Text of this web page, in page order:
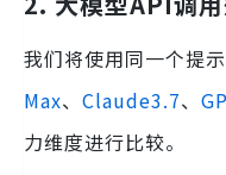
我们将使用同一个提
Max、 Claude3.7、
力维度进行比较。